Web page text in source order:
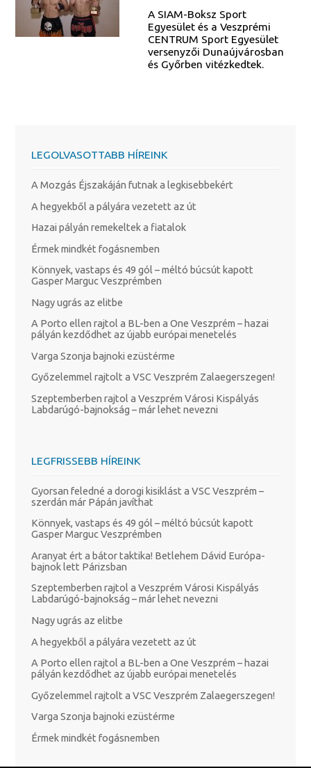
A SIAM-Boksz Sport
Egyesület és a Veszprémi
CENTRUM Sport Egyesület
versenyzői Dunaújvárosban
és Győrben vitézkedtek.
LEGOLVASOTTABB HÍREINK
A Mozgás Éjszakáján futnak a legkisebbekért
A hegyekből a pályára vezetett az út
Hazai pályán remekeltek a fiatalok
Érmek mindkét fogásnemben
Könnyek, vastaps és 49 gól – méltó búcsút kapott
Gasper Marguc Veszprémben
Nagy ugrás az elitbe
A Porto ellen rajtol a BL-ben a One Veszprém – hazai
pályán kezdődhet az újabb európai menetelés
Varga Szonja bajnoki ezüstérme
Győzelemmel rajtolt a VSC Veszprém Zalaegerszegen!
Szeptemberben rajtol a Veszprém Városi Kispályás
Labdarúgó-bajnokság – már lehet nevezni
LEGFRISSEBB HÍREINK
Gyorsan feledné a dorogi kisiklást a VSC Veszprém –
szerdán már Pápán javíthat
Könnyek, vastaps és 49 gól – méltó búcsút kapott
Gasper Marguc Veszprémben
Aranyat ért a bátor taktika! Betlehem Dávid Európa-
bajnok lett Párizsban
Szeptemberben rajtol a Veszprém Városi Kispályás
Labdarúgó-bajnokság – már lehet nevezni
Nagy ugrás az elitbe
A hegyekből a pályára vezetett az út
A Porto ellen rajtol a BL-ben a One Veszprém – hazai
pályán kezdődhet az újabb európai menetelés
Győzelemmel rajtolt a VSC Veszprém Zalaegerszegen!
Varga Szonja bajnoki ezüstérme
Érmek mindkét fogásnemben